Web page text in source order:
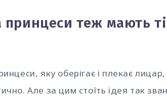
принцеси теж мають
яку оберігає і плекає
Але за цим стоїть ідея так